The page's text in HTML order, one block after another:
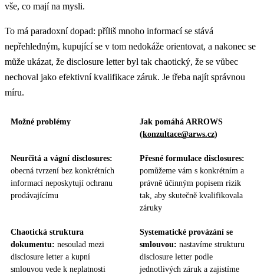
vše, co mají na mysli.
To má paradoxní dopad: příliš mnoho informací se stává
nepřehledným, kupující se v tom nedokáže orientovat, a nakonec se
může ukázat, že disclosure letter byl tak chaotický, že se vůbec
nechoval jako efektivní kvalifikace záruk. Je třeba najít správnou
míru.
Možné problémy
Jak pomáhá ARROWS
(konzultace@arws.cz)
Neurčitá a vágní disclosures:
obecná tvrzení bez konkrétních
informací neposkytují ochranu
prodávajícímu
Přesné formulace disclosures:
pomůžeme vám s konkrétním a
právně účinným popisem rizik
tak, aby skutečně kvalifikovala
záruky
Chaotická struktura
dokumentu: nesoulad mezi
disclosure letter a kupní
smlouvou vede k neplatnosti
Systematické provázání se
smlouvou: nastavíme strukturu
disclosure letter podle
jednotlivých záruk a zajistíme